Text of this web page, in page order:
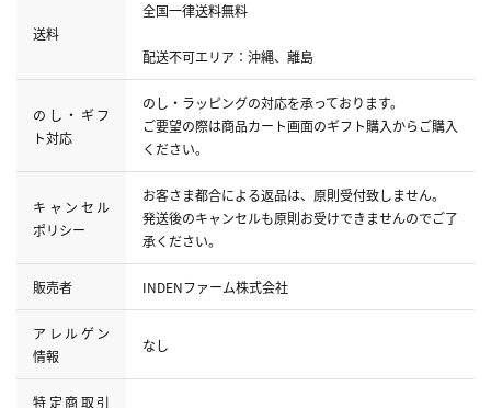
送料
全国一律送料無料
配送不可エリア：沖縄、離島
のし・ギフ
ト対応
のし・ラッピングの対応を承っております。
ご要望の際は商品カート画面のギフト購入からご購入
ください。
キャンセル
ポリシー
お客さま都合による返品は、原則受付致しません。
発送後のキャンセルも原則お受けできませんのでご了
承ください。
販売者 INDENファーム株式会社
アレルゲン
情報
なし
特定商取引